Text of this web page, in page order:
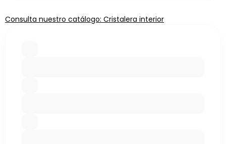
Consulta nuestro catálogo: Cristalera interior